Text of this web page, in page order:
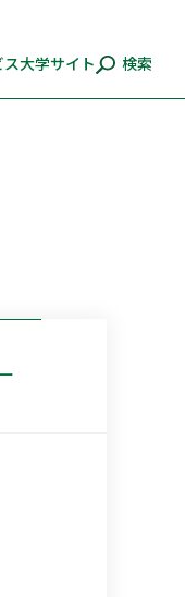
ス大学サイト 検索